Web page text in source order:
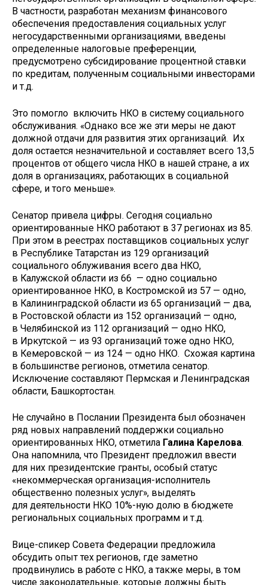
В частности, разработан механизм финансового
обеспечения предоставления социальных услуг
негосударственными организациями, введены
определенные налоговые преференции,
предусмотрено субсидирование процентной ставки
по кредитам, полученным социальными инвесторами
и т.д.
Это помогло включить НКО в систему социального
обслуживания. «Однако все же эти меры не дают
должной отдачи для развития этих организаций. Их
доля остается незначительной и составляет всего 13,5
процентов от общего числа НКО в нашей стране, а их
доля в организациях, работающих в социальной
сфере, и того меньше».
Сенатор привела цифры. Сегодня социально
ориентированные НКО работают в 37 регионах из 85.
При этом в реестрах поставщиков социальных услуг
в Республике Татарстан из 129 организаций
социального облуживания всего два НКО,
в Калужской области из 66 — одно социально
ориентированное НКО, в Костромской из 57 — одно,
в Калининградской области из 65 организаций — два,
в Ростовской области из 152 организаций — одно,
в Челябинской из 112 организаций — одно НКО,
в Иркутской — из 93 организаций тоже одно НКО,
в Кемеровской — из 124 — одно НКО. Схожая картина
в большинстве регионов, отметила сенатор.
Исключение составляют Пермская и Ленинградская
области, Башкортостан.
Не случайно в Послании Президента был обозначен
ряд новых направлений поддержки социально
ориентированных НКО, отметила Галина Карелова.
Она напомнила, что Президент предложил ввести
для них президентские гранты, особый статус
«некоммерческая организация-исполнитель
общественно полезных услуг», выделять
для деятельности НКО 10%-ную долю в бюджете
региональных социальных программ и т.д.
Вице-спикер Совета Федерации предложила
обсудить опыт тех регионов, где заметно
продвинулись в работе с НКО, а также меры, в том
числе законодательные, которые должны быть